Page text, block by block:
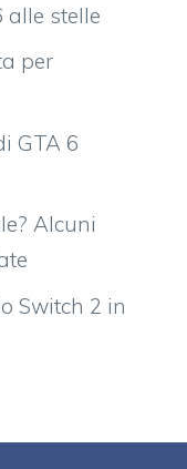
alle stelle
per
GTA 6
Alcuni
Switch 2 in